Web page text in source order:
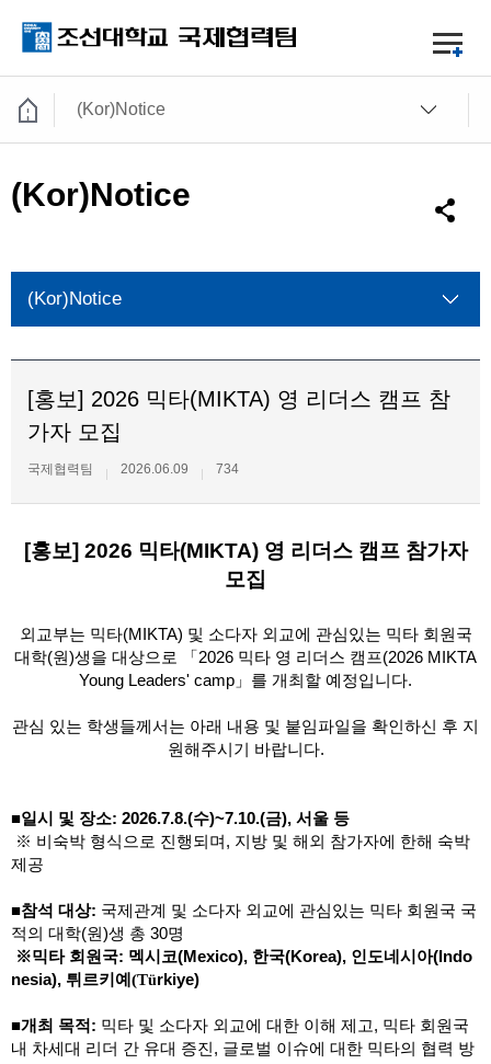
(Kor)Notice
(Kor)Notice
(Kor)Notice
[홍보] 2026 믹타(MIKTA) 영 리더스 캠프 참
가자 모집
국제협력팀 2026.06.09 734
[홍보] 2026 믹타(MIKTA) 영 리더스 캠프 참가자
모집
외교부는 믹타(MIKTA) 및 소다자 외교에 관심있는 믹타 회원국
대학(원)생을 대상으로 「2026 믹타 영 리더스 캠프(2026 MIKTA
Young Leaders' camp」를 개최할 예정입니다.
관심 있는 학생들께서는 아래 내용 및 붙임파일을 확인하신 후 지
원해주시기 바랍니다.
■일시 및 장소: 2026.7.8.(수)~7.10.(금), 서울 등
※ 비숙박 형식으로 진행되며, 지방 및 해외 참가자에 한해 숙박
제공
■참석 대상: 국제관계 및 소다자 외교에 관심있는 믹타 회원국 국
적의 대학(원)생 총 30명
※믹타 회원국: 멕시코(Mexico), 한국(Korea), 인도네시아(Indo
nesia), 튀르키예(Türkiye)
■개최 목적: 믹타 및 소다자 외교에 대한 이해 제고, 믹타 회원국
내 차세대 리더 간 유대 증진, 글로벌 이슈에 대한 믹타의 협력 방